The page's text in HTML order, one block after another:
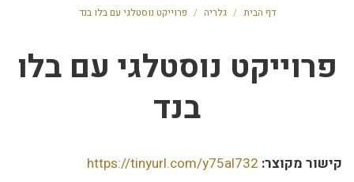
דף הבית / גלריה / פרוייקט נוסטלגי עם בלו בנד
פרוייקט נוסטלגי עם בלו
בנד
קישור מקוצר: https://tinyurl.com/y75al732